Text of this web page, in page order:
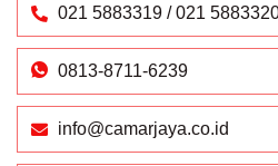
021 5883319 / 021
0813-8711-6239
info@camarjaya.co.id